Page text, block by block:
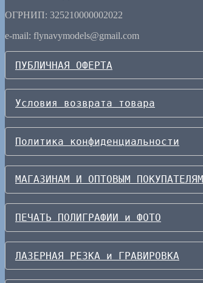
ОГРНИП: 325210000002022
e-mail: flynavymodels@gmail.com
ПУБЛИЧНАЯ ОФЕРТА
Условия возврата товара
Политика конфиденциальности
МАГАЗИНАМ И ОПТОВЫМ ПОКУПАТЕЛЯМ
ПЕЧАТЬ ПОЛИГРАФИИ и ФОТО
ЛАЗЕРНАЯ РЕЗКА и ГРАВИРОВКА